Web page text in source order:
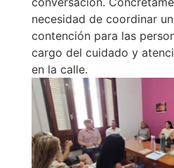
necesidad de coordinar
contención para las
cargo del cuidado y
en la calle.